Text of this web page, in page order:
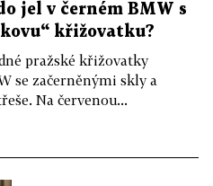
jel v černém BMW s
křižovatku?
pražské křižovatky
se začerněnými skly a
Na červenou...